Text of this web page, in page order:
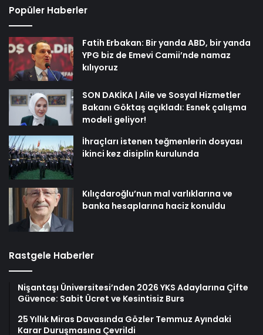
Popüler Haberler
Fatih Erbakan: Bir yanda ABD, bir yanda
YPG biz de Emevi Camii’nde namaz
kılıyoruz
SON DAKİKA | Aile ve Sosyal Hizmetler
Bakanı Göktaş açıkladı: Esnek çalışma
modeli geliyor!
İhraçları istenen teğmenlerin dosyası
ikinci kez disiplin kurulunda
Kılıçdaroğlu’nun mal varlıklarına ve
banka hesaplarına haciz konuldu
Rastgele Haberler
Nişantaşı Üniversitesi’nden 2026 YKS Adaylarına Çifte
Güvence: Sabit Ücret ve Kesintisiz Burs
25 Yıllık Miras Davasında Gözler Temmuz Ayındaki
Karar Duruşmasına Çevrildi